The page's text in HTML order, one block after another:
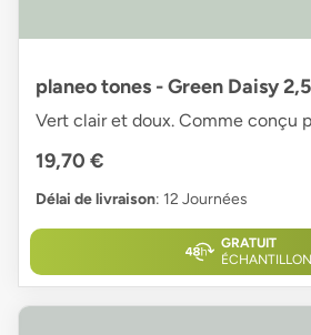
planeo tones - Green Daisy
Vert clair et doux. Comme conçu
19,70 €
Délai de livraison: 12 Journées
GRATUIT
ÉCHANTILLON